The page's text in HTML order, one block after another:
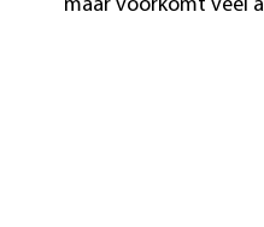
maar voorkomt veel